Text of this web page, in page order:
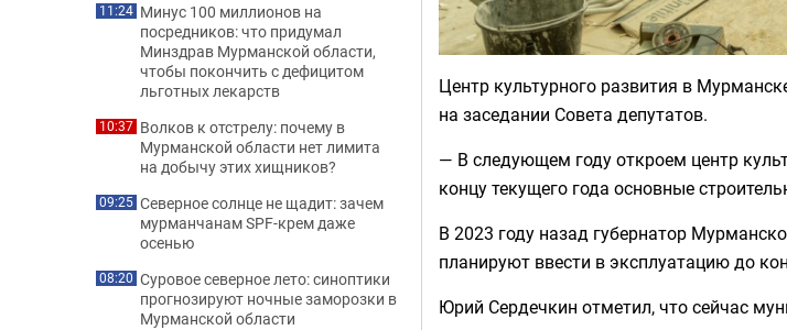
Центр культурного развития в
на заседании Совета депутатов.
— В следующем году откроем центр
концу текущего года основные
В 2023 году назад губернатор
планируют ввести в эксплуатацию до
Юрий Сердечкин отметил, что сейчас
11:24 Минус 100 миллионов на
посредников: что придумал
Минздрав Мурманской области,
чтобы покончить с дефицитом
льготных лекарств
10:37 Волков к отстрелу: почему в
Мурманской области нет лимита
на добычу этих хищников?
09:25 Северное солнце не щадит: зачем
мурманчанам SPF-крем даже
осенью
08:20 Суровое северное лето: синоптики
прогнозируют ночные заморозки в
Мурманской области